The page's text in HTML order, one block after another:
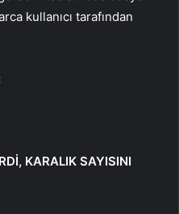
kullanıcı tarafından
KARALIK SAYISINI